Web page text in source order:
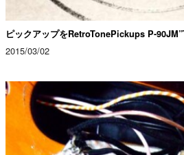
ピックアップをRetroTonePickups P-
2015/03/02